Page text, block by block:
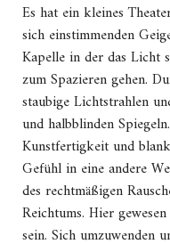
Es hat ein kleines
sich einstimmenden
Kapelle in der das Licht
zum Spazieren gehen.
staubige Lichtstrahlen
und halbblinden
Kunstfertigkeit und
Gefühl in eine andere
des rechtmäßigen
Reichtums. Hier
sein. Sich umzuwenden